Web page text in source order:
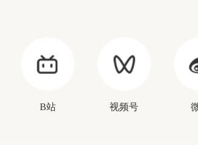
B站 视频号